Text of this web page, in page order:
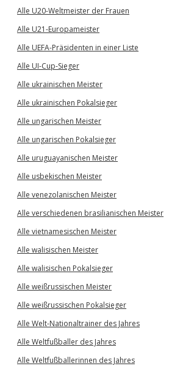
Alle U20-Weltmeister der Frauen
Alle U21-Europameister
Alle UEFA-Präsidenten in einer Liste
Alle UI-Cup-Sieger
Alle ukrainischen Meister
Alle ukrainischen Pokalsieger
Alle ungarischen Meister
Alle ungarischen Pokalsieger
Alle uruguayanischen Meister
Alle usbekischen Meister
Alle venezolanischen Meister
Alle verschiedenen brasilianischen Meister
Alle vietnamesischen Meister
Alle walisischen Meister
Alle walisischen Pokalsieger
Alle weißrussischen Meister
Alle weißrussischen Pokalsieger
Alle Welt-Nationaltrainer des Jahres
Alle Weltfußballer des Jahres
Alle Weltfußballerinnen des Jahres